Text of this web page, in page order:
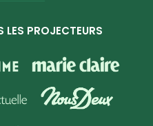
LES PROJECTEURS